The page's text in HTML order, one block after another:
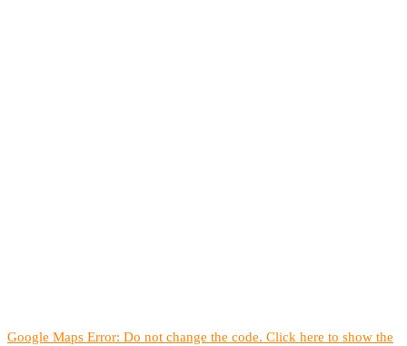
Google Maps Error: Do not change the code. Click here to show the